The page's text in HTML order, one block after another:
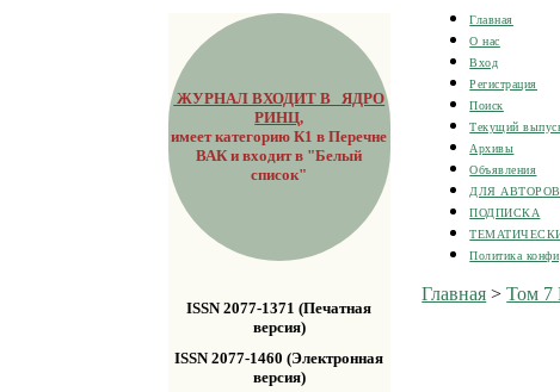
ЖУРНАЛ ВХОДИТ В ЯДРО
РИНЦ,
имеет категорию К1 в Перечне
ВАК и входит в "Белый
список"
ISSN 2077-1371 (Печатная
версия)
ISSN 2077-1460 (Электронная
версия)
Главная
О нас
Вход
Регистрация
Поиск
Текущий
Архивы
Объявления
ДЛЯ АВТОРОВ
ПОДПИСКА
Политика
Главная >Том 7